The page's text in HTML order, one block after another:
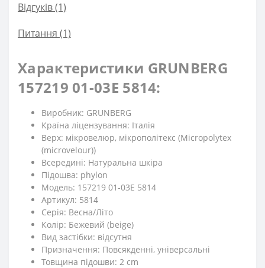
Відгуків (1)
Питання (1)
Характеристики GRUNBERG
157219 01-03E 5814:
Виробник: GRUNBERG
Країна ліцензування: Італія
Верх: мікровелюр, мікрополітекс (Micropolytex
(microvelour))
Всередині: Натуральна шкіра
Підошва: phylon
Модель: 157219 01-03E 5814
Артикул: 5814
Серія: Весна/Літо
Колір: Бежевий (beige)
Вид застібки: відсутня
Призначення: Повсякденні, універсальні
Товщина підошви: 2 cm